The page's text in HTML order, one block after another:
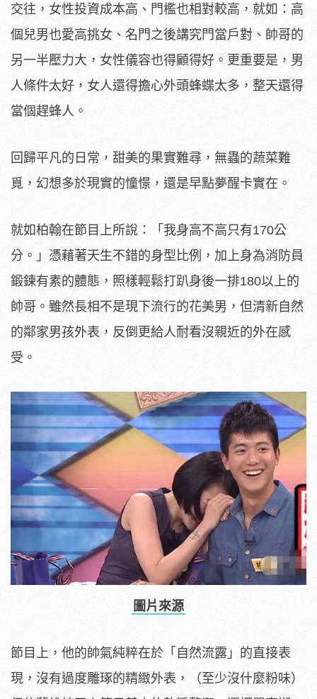
交往，女性投資成本高、門檻也相對較高，就如：高
個兒男也愛高挑女、名門之後講究門當戶對、帥哥的
另一半壓力大，女性儀容也得顧得好。更重要是，男
人條件太好，女人還得擔心外頭蜂蝶太多，整天還得
當個趕蜂人。
回歸平凡的日常，甜美的果實難尋，無蟲的蔬菜難
覓，幻想多於現實的憧憬，還是早點夢醒卡實在。
就如柏翰在節目上所說：「我身高不高只有170公
分。」憑藉著天生不錯的身型比例，加上身為消防員
鍛鍊有素的體態，照樣輕鬆打趴身後一排180以上的
帥哥。雖然長相不是現下流行的花美男，但清新自然
的鄰家男孩外表，反倒更給人耐看沒親近的外在感
受。
圖片來源
節目上，他的帥氣純粹在於「自然流露」的直接表
現，沒有過度雕琢的精緻外表，（至少沒什麼粉味）